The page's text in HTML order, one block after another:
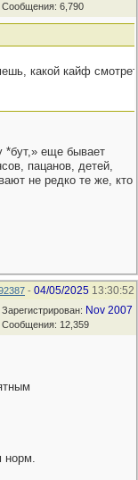
Сообщения: 6,790
какой кайф
*бут,» еще бывает
пацанов, детей,
не редко те же, кто
- 04/05/2025 13:30:52
Зарегистрирован: Nov 2007
Сообщения: 12,359
норм.